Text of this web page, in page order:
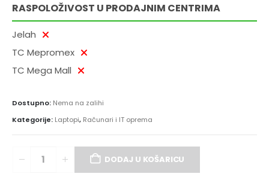
RASPOLOŽIVOST U PRODAJNIM CENTRIMA
Jelah
TC Mepromex
TC Mega Mall
Dostupno: Nema na zalihi
Kategorije: Laptopi, Računari i IT oprema
DODAJ U KOŠARICU